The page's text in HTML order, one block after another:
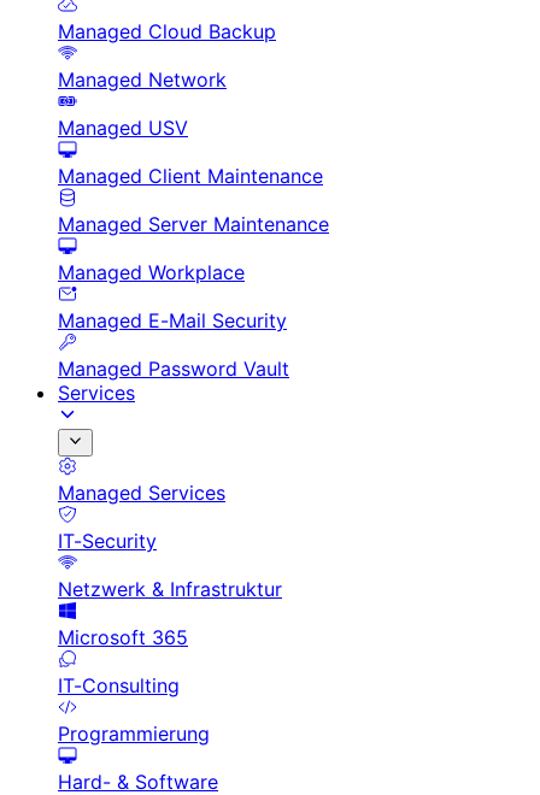
Managed Cloud Backup
Managed Network
Managed USV
Managed Client Maintenance
Managed Server Maintenance
Managed Workplace
Managed E-Mail Security
Managed Password Vault
Services
Managed Services
IT-Security
Netzwerk & Infrastruktur
Microsoft 365
IT-Consulting
Programmierung
Hard- & Software